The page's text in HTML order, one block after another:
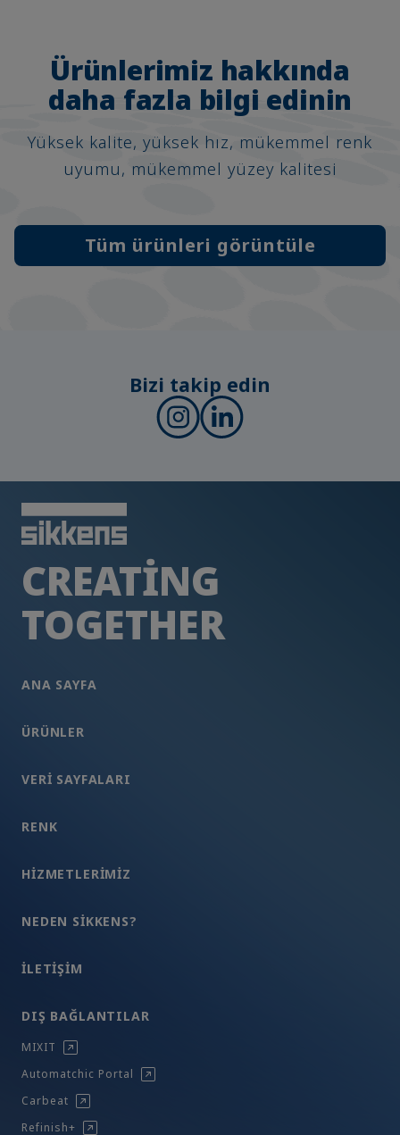
Ürünlerimiz hakkında
daha fazla bilgi edinin
Yüksek kalite, yüksek hız, mükemmel renk
uyumu, mükemmel yüzey kalitesi
Tüm ürünleri görüntüle
Bizi takip edin
CREATING
TOGETHER
ANA SAYFA
ÜRÜNLER
VERI SAYFALARI
RENK
HIZMETLERIMIZ
NEDEN SIKKENS?
İLETIŞIM
DIŞ BAĞLANTILAR
MIXIT
Automatchic Portal
Carbeat
Refinish+